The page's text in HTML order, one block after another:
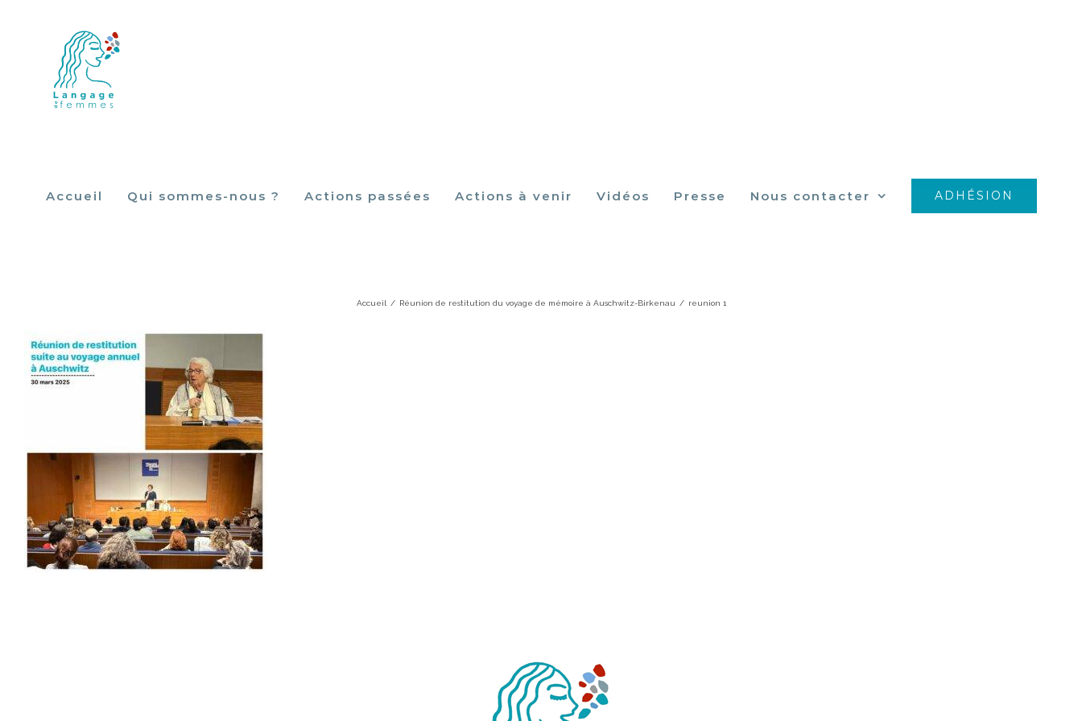
Accueil Qui sommes-nous ? Actions passées Actions à venir Vidéos Presse Nous contacter ADHÉSION
Accueil / Réunion de restitution du voyage de mémoire à Auschwitz-Birkenau / reunion 1